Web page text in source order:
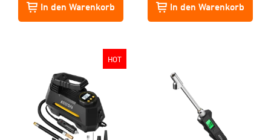
In den Warenkorb
In den Warenkorb
HOT